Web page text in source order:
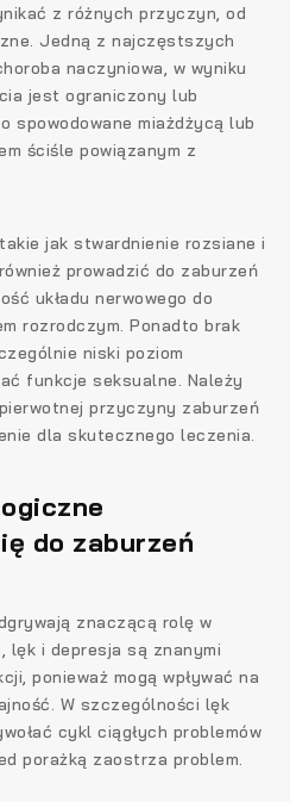
z różnych przyczyn, od
Jedną z najczęstszych
naczyniowa, w wyniku
jest ograniczony lub
spowodowane miażdżycą lub
ściśle powiązanym z
jak stwardnienie rozsiane i
prowadzić do zaburzeń
układu nerwowego do
rozrodczym. Ponadto brak
niski poziom
funkcje seksualne. Należy
przyczyny zaburzeń
dla skutecznego leczenia.
do zaburzeń
znaczącą rolę w
lęk i depresja są znanymi
ponieważ mogą wpływać na
W szczególności lęk
cykl ciągłych problemów
porażką zaostrza problem.